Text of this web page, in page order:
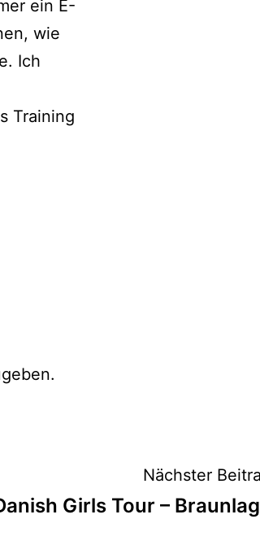
ein E-
wie
Ich
Training
Nächster
Girls Tour –